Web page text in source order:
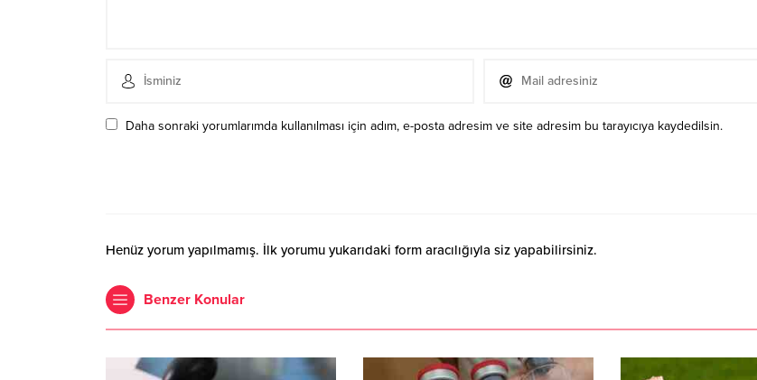
Daha sonraki yorumlarımda kullanılması için adım, e-posta adresim ve site adresim bu tarayıcıya kaydedilsin.
Henüz yorum yapılmamış. İlk yorumu yukarıdaki form aracılığıyla siz yapabilirsiniz.
Benzer Konular